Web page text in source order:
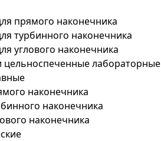
прямого наконечника
турбинного наконечника
углового наконечника
лабораторные
наконечника
наконечника
наконечника